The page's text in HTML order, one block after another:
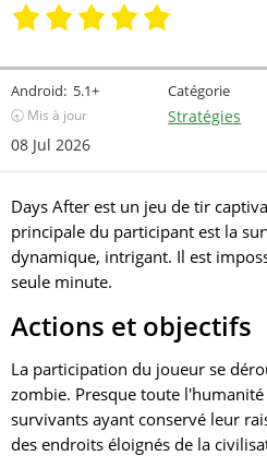
Android: 5.1+
🕣 Mis à jour
08 Jul 2026
Catégorie
Stratégies
Days After est un jeu de tir
principale du participant est la
dynamique, intrigant. Il est
seule minute.
Actions et objectifs
La participation du joueur se
zombie. Presque toute
survivants ayant conservé leur
des endroits éloignés de la